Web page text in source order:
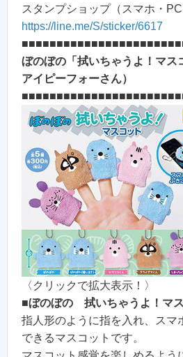
スタンプショップ（スマホ・PC
https://line.me/S/sticker/6617
ぼのぼの「拭いちゃうよ！マス
アイピーフォーさん）
〈クリックで拡大表示！〉
■ぼのぼの 拭いちゃうよ！マ
指人形のように指を入れ、スマ
できるマスコットです。